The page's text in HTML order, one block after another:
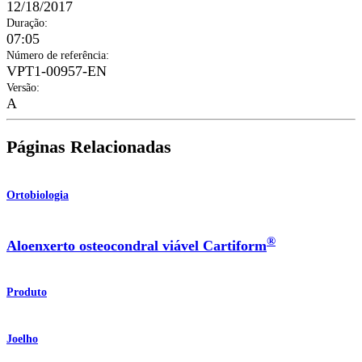
12/18/2017
Duração:
07:05
Número de referência:
VPT1-00957-EN
Versão:
A
Páginas Relacionadas
Ortobiologia
Aloenxerto osteocondral viável Cartiform®
Produto
Joelho